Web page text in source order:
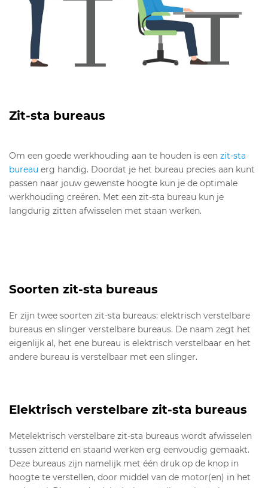
Zit-sta bureaus
Om een goede werkhouding aan te houden is een zit-sta
bureau erg handig. Doordat je het bureau precies aan kunt
passen naar jouw gewenste hoogte kun je de optimale
werkhouding creëren. Met een zit-sta bureau kun je
langdurig zitten afwisselen met staan werken.
Soorten zit-sta bureaus
Er zijn twee soorten zit-sta bureaus: elektrisch verstelbare
bureaus en slinger verstelbare bureaus. De naam zegt het
eigenlijk al, het ene bureau is elektrisch verstelbaar en het
andere bureau is verstelbaar met een slinger.
Elektrisch verstelbare zit-sta bureaus
Metelektrisch verstelbare zit-sta bureaus wordt afwisselen
tussen zittend en staand werken erg eenvoudig gemaakt.
Deze bureaus zijn namelijk met één druk op de knop in
hoogte te verstellen, door middel van de motor(en) in het